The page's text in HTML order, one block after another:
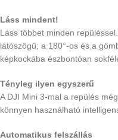
Láss mindent!
Láss többet minden
látószögű; a 180°-os és a
képkockába észbontóan
Tényleg ilyen egyszerű
A DJI Mini 3-mal a repülés
könnyen használható
Automatikus felszállás